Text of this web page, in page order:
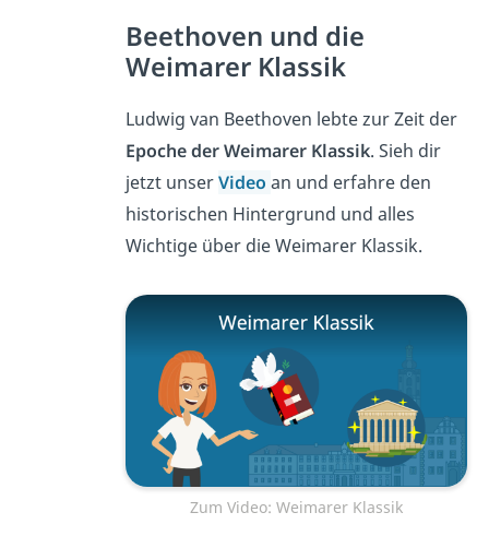
Beethoven und die
Weimarer Klassik
Ludwig van Beethoven lebte zur Zeit der
Epoche der Weimarer Klassik. Sieh dir
jetzt unserVideo an und erfahre den
historischen Hintergrund und alles
Wichtige über die Weimarer Klassik.
Zum Video: Weimarer Klassik